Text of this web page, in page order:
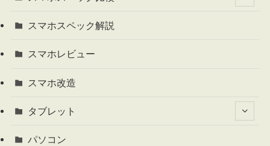
スマホスペック解説
スマホレビュー
スマホ改造
タブレット
パソコン